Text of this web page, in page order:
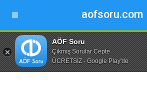
aofsoru.com
AÖF Soru
Çıkmış Sorular Cepte
ÜCRETSİZ - Google Play'de